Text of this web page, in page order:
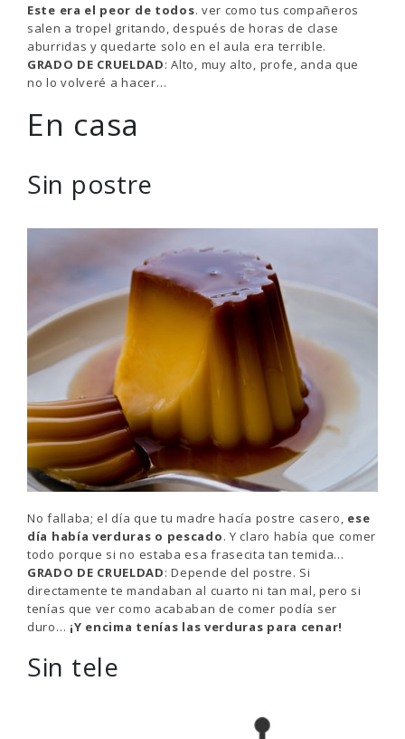
Este era el peor de todos. ver como tus compañeros
salen a tropel gritando, después de horas de clase
aburridas y quedarte solo en el aula era terrible.
GRADO DE CRUELDAD: Alto, muy alto, profe, anda que
no lo volveré a hacer…
En casa
Sin postre
No fallaba; el día que tu madre hacía postre casero, ese
día había verduras o pescado. Y claro había que comer
todo porque si no estaba esa frasecita tan temida…
GRADO DE CRUELDAD: Depende del postre. Si
directamente te mandaban al cuarto ni tan mal, pero si
tenías que ver como acababan de comer podía ser
duro… ¡Y encima tenías las verduras para cenar!
Sin tele